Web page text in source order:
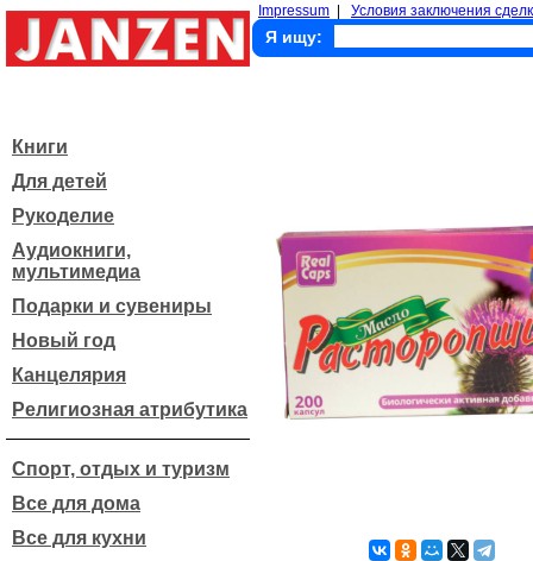
Impressum Условия заключения
Я ищу:
Книги
Для детей
Рукоделие
Аудиокниги,
мультимедиа
Подарки и сувениры
Новый год
Канцелярия
Религиозная атрибутика
Спорт, отдых и туризм
Все для дома
Все для кухни